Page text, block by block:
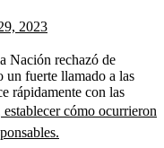
2023
Nación rechazó de
un fuerte llamado a las
rápidamente con las
establecer cómo ocurrieron